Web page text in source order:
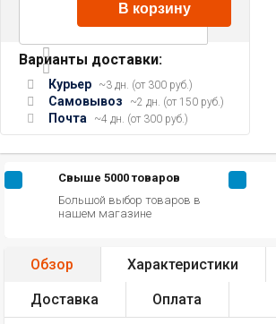
В корзину
Варианты доставки:
Курьер ~3 дн. (от 300 руб.)
Самовывоз ~2 дн. (от 150 руб.)
Почта ~4 дн. (от 300 руб.)
Свыше 5000 товаров
Большой выбор товаров в
нашем магазине
Обзор Характеристики
Доставка Оплата